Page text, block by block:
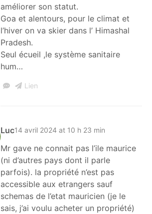
améliorer son statut.
Goa et alentours, pour le climat et
l’hiver on va skier dans l’ Himashal
Pradesh.
Seul écueil ,le système sanitaire
hum…
Lien
Luc14 avril 2024 at 10 h 23 min
Mr gave ne connait pas l’ile maurice
(ni d’autres pays dont il parle
parfois). la propriété n’est pas
accessible aux etrangers sauf
schemas de l’etat mauricien (je le
sais, j’ai voulu acheter un propriété)